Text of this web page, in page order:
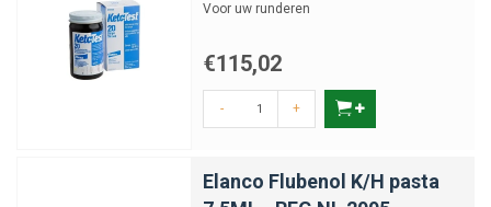
Voor uw runderen
€115,02
- +
Elanco Flubenol K/H pasta